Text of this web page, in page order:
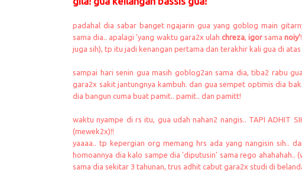
padahal dia sabar banget ngajarin gua yang goblog main
sama dia.. apalagi 'yang waktu gara2x ulah chreza, igorsamanoiy'
juga sih), tp itu jadi kenangan pertama dan terakhir kali gua di atas
sampai hari senin gua masih goblog2an sama dia, tiba2 rabu
gara2x sakit jantungnya kambuh. dan gua sempet optimis dia
dia bangun cuma buat pamit.. pamit.. dan pamitt!
waktu nyampe di rs itu, gua udah nahan2 nangis.. TAPI ADHIT
(mewek2x)!!
yaaaa.. tp kepergian org memang hrs ada yang nangisin sih..
homoannya dia kalo sampe dia 'diputusin' sama rego ahahahah..
sama dia sekitar 3 tahunan, trus adhit cabut gara2x studi di